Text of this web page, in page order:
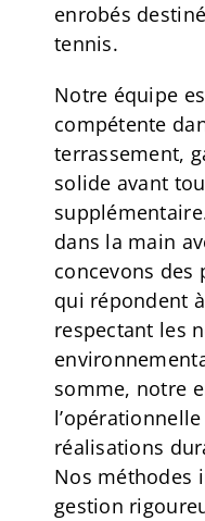
enrobés
tennis.
Notre équipe
compétente
terrassement,
solide avant
dans la main
concevons des
qui répondent
respectant les
somme, notre
réalisations
Nos méthodes
gestion